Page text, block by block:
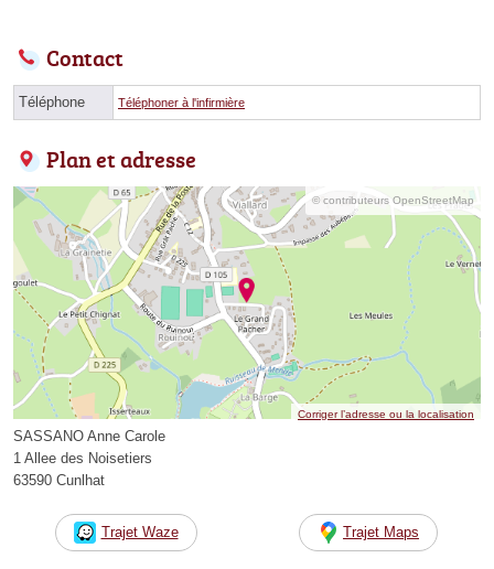
Contact
Téléphone Téléphoner à l'infirmière
Plan et adresse
© contributeurs OpenStreetMap
Corriger l’adresse ou la localisation
SASSANO Anne Carole
1 Allee des Noisetiers
63590 Cunlhat
Trajet Waze Trajet Maps